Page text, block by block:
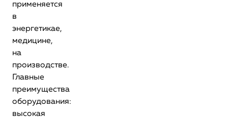
применяется
в
энергетикае,
медицине,
на
производстве.
Главные
преимущества
оборудования:
высокая